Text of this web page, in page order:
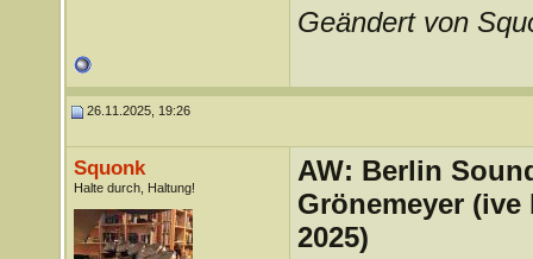
Geändert von
26.11.2025, 19:26
Squonk
Halte durch, Haltung!
AW: Berlin
Grönemeyer (ive
2025)